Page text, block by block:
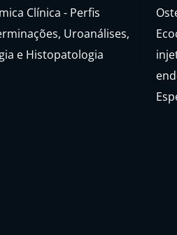
Clínica - Perfis
Uroanálises,
e Histopatologia